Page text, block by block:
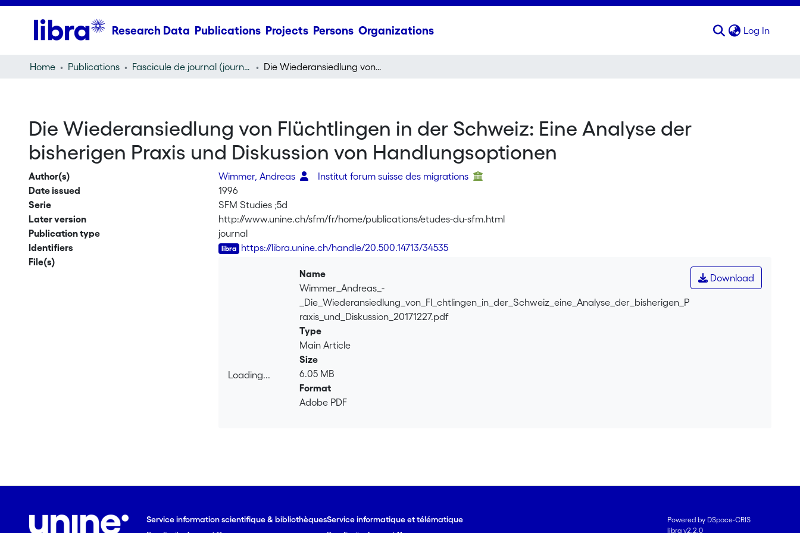
Research Data Publications Projects Persons Organizations Log In
Home Publications Fascicule de journal (journal) Die Wiederansiedlung von Flüchtlingen in der Schweiz: Eine Analyse der bisherigen Praxis und Diskussion von Handlungsoptionen
Die Wiederansiedlung von Flüchtlingen in der Schweiz: Eine Analyse der
bisherigen Praxis und Diskussion von Handlungsoptionen
Author(s) Wimmer, Andreas
Institut forum suisse des migrations
Date issued
1996
Serie
SFM Studies ;5d
Later version
http://www.unine.ch/sfm/fr/home/publications/etudes-du-sfm.html
Publication type
journal
Identifiers
https://libra.unine.ch/handle/20.500.14713/34535
File(s)
Loading...
Download
Name
Wimmer_Andreas_-
_Die_Wiederansiedlung_von_Fl_chtlingen_in_der_Schweiz_eine_Analyse_der_bisherigen_P
raxis_und_Diskussion_20171227.pdf
Type
Main Article
Size
6.05 MB
Format
Adobe PDF
Service information scientifique & bibliothèquesService informatique et télématique
Powered by DSpace-CRIS
libra v2.2.0